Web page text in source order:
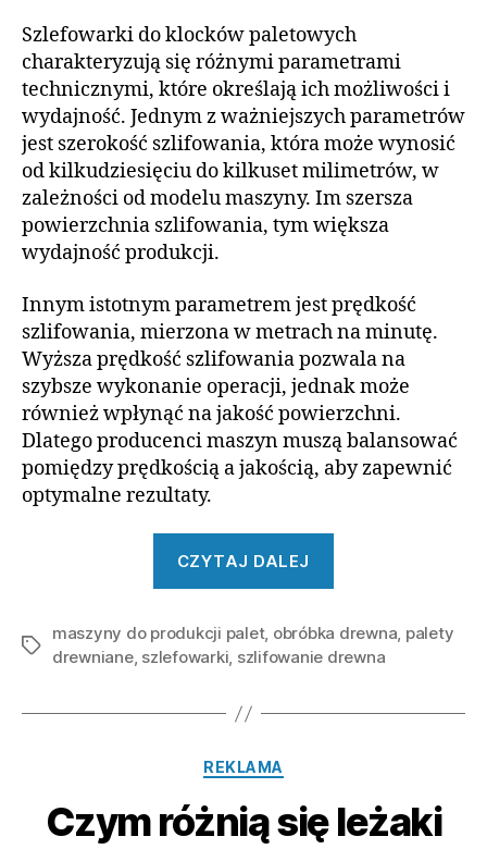
Szlefowarki do klocków paletowych
charakteryzują się różnymi parametrami
technicznymi, które określają ich możliwości i
wydajność. Jednym z ważniejszych parametrów
jest szerokość szlifowania, która może wynosić
od kilkudziesięciu do kilkuset milimetrów, w
zależności od modelu maszyny. Im szersza
powierzchnia szlifowania, tym większa
wydajność produkcji.
Innym istotnym parametrem jest prędkość
szlifowania, mierzona w metrach na minutę.
Wyższa prędkość szlifowania pozwala na
szybsze wykonanie operacji, jednak może
również wpłynąć na jakość powierzchni.
Dlatego producenci maszyn muszą balansować
pomiędzy prędkością a jakością, aby zapewnić
optymalne rezultaty.
CZYTAJ DALEJ
paletowych”
Tagi
maszyny do produkcji palet, obróbka drewna, palety
drewniane, szlefowarki, szlifowanie drewna
Kategorie
REKLAMA
Czym różnią się leżaki